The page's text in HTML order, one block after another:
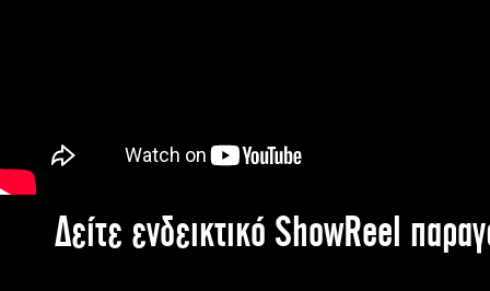
Δείτε ενδεικτικό ShowReel